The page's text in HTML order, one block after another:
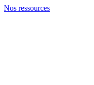
Nos ressources